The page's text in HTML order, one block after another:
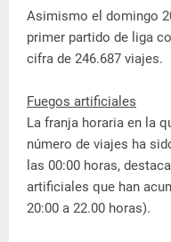
Asimismo el domingo
primer partido de liga
cifra de 246.687 viajes.
Fuegos artificiales
La franja horaria en la
número de viajes ha
las 00:00 horas,
artificiales que han
20:00 a 22.00 horas).